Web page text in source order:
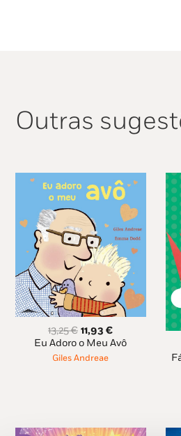
«Além de se focar na luta
leitores… E indispensável
desenvolvimento
Reviews
«Um problema real
fantasia.» —Publishers
Outras
13,25€ O
preço
original
11,93€O
preço
Eu Adoro o Meu Avô
Giles Andreae